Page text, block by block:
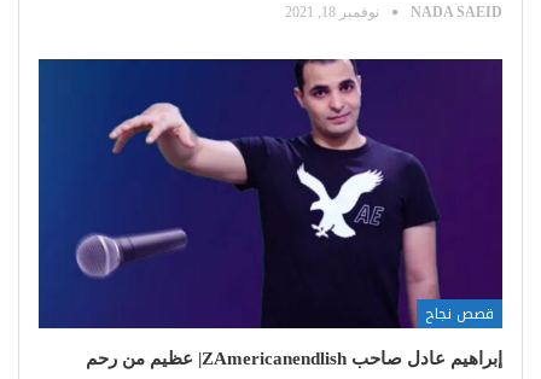
NADA SAEID نوفمبر 18, 2021
قصص نجاح
إبراهيم عادل صاحب ZAmericanendlish| عظيم من رحم